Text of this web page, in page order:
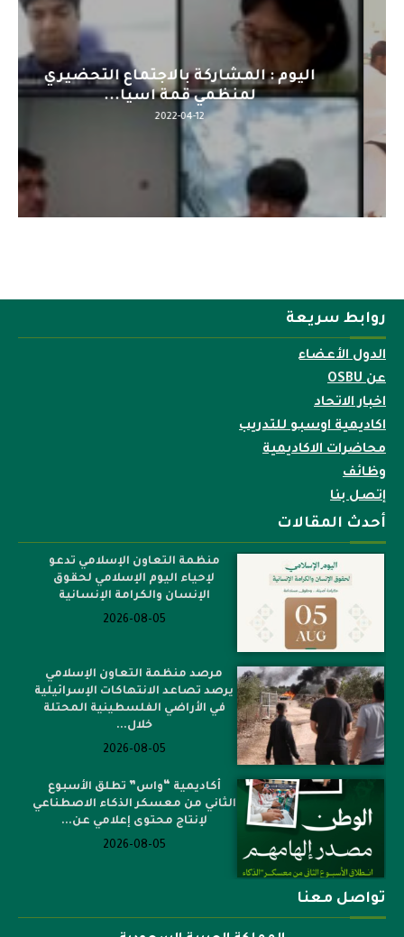
اليوم : المشاركة بالاجتماع التحضيري
لمنظمي قمة اسيا...
2022-04-12
روابط سريعة
الدول الأعضاء
عن OSBU
اخبار الاتحاد
اكاديمية اوسبو للتدريب
محاضرات الاكاديمية
وظائف
إتصل بنا
أحدث المقالات
منظمة التعاون الإسلامي تدعو
لإحياء اليوم الإسلامي لحقوق
الإنسان والكرامة الإنسانية
2026-08-05
مرصد منظمة التعاون الإسلامي
يرصد تصاعد الانتهاكات الإسرائيلية
في الأراضي الفلسطينية المحتلة
خلال...
2026-08-05
أكاديمية “واس” تطلق الأسبوع
الثاني من معسكر الذكاء الاصطناعي
لإنتاج محتوى إعلامي عن...
2026-08-05
تواصل معنا